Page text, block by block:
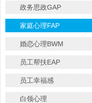
政务思政GAP
家庭心理FAP
婚恋心理BWM
员工帮扶EAP
员工幸福感
白领心理